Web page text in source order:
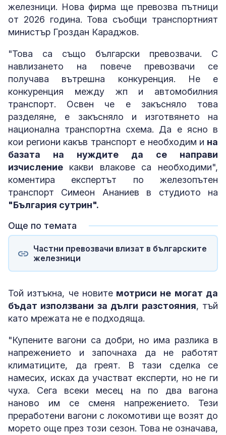
железници. Нова фирма ще превозва пътници
от 2026 година. Това съобщи транспортният
министър Гроздан Караджов.
"Това са също български превозвачи. С
навлизането на повече превозвачи се
получава вътрешна конкуренция. Не е
конкуренция между жп и автомобилния
транспорт. Освен че е закъсняло това
разделяне, е закъсняло и изготвянето на
национална транспортна схема. Да е ясно в
кои региони какъв транспорт е необходим и на
базата на нуждите да се направи
изчисление какви влакове са необходими",
коментира експертът по железопътен
транспорт Симеон Ананиев в студиото на
"България сутрин".
Още по темата
Частни превозвачи влизат в българските
железници
Той изтъкна, че новитемотриси не могат да
бъдат използвани за дълги разстояния, тъй
като мрежата не е подходяща.
"Купените вагони са добри, но има разлика в
напрежението и започнаха да не работят
климатиците, да греят. В тази сделка се
намесих, исках да участват експерти, но не ги
чуха. Сега всеки месец на по два вагона
наново им се сменя напрежението. Тези
преработени вагони с локомотиви ще возят до
морето още през този сезон. Това не означава,